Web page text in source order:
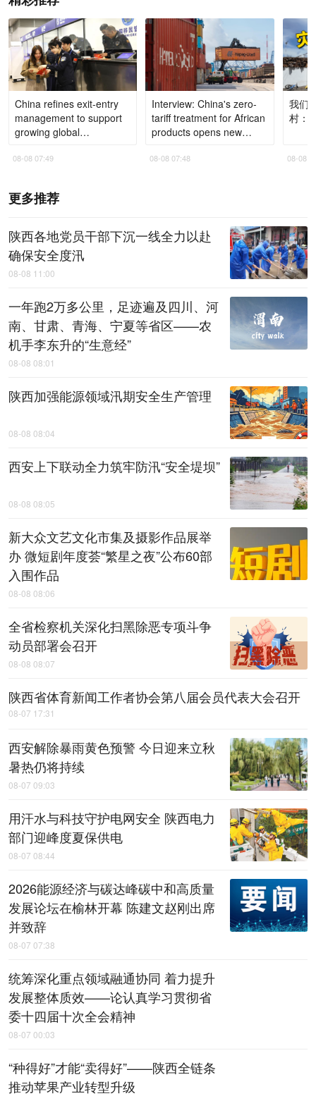
China refines exit-entry
management to support
growing global
08-08 07:49
Interview: China's zero-
tariff treatment for African
products opens new
cooperation, says
08-08 07:48
我们
村：
08-08
更多推荐
陕西各地党员干部下沉一线全力以赴
确保安全度汛
08-08 11:00
一年跑2万多公里，足迹遍及四川、河
南、甘肃、青海、宁夏等省区——农
机手李东升的“生意经”
08-08 08:01
陕西加强能源领域汛期安全生产管理
08-08 08:04
西安上下联动全力筑牢防汛“安全堤坝”
08-08 08:05
新大众文艺文化市集及摄影作品展举
办 微短剧年度荟“繁星之夜”公布60部
入围作品
08-08 08:06
全省检察机关深化扫黑除恶专项斗争
动员部署会召开
08-08 08:07
陕西省体育新闻工作者协会第八届会员代表大会召开
08-07 17:31
西安解除暴雨黄色预警 今日迎来立秋
暑热仍将持续
08-07 09:03
用汗水与科技守护电网安全 陕西电力
部门迎峰度夏保供电
08-07 08:44
2026能源经济与碳达峰碳中和高质量
发展论坛在榆林开幕 陈建文赵刚出席
并致辞
08-07 07:38
统筹深化重点领域融通协同 着力提升
发展整体质效——论认真学习贯彻省
委十四届十次全会精神
08-07 00:03
“种得好”才能“卖得好”——陕西全链条
推动苹果产业转型升级